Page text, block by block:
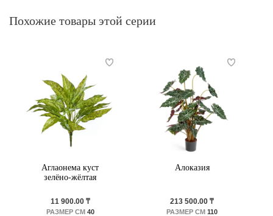
Похожие товары этой серии
Аглаонема куст
зелёно-жёлтая
11 900.00 ₸
РАЗМЕР СМ40
Алоказия
213 500.00 ₸
РАЗМЕР СМ 110